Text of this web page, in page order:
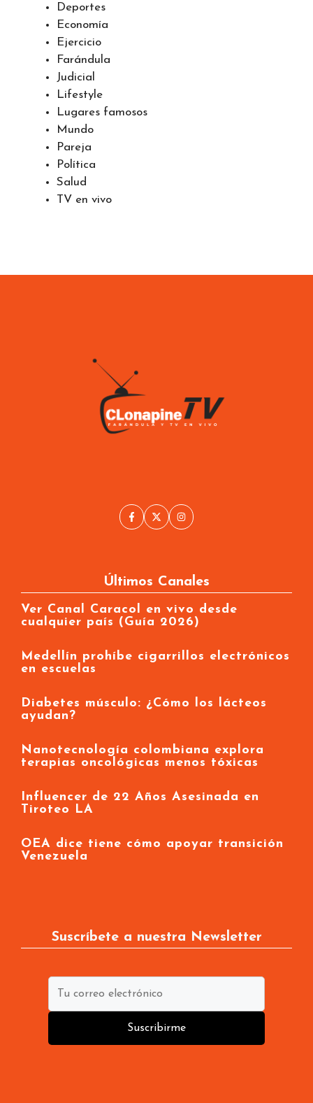
Deportes
Economía
Ejercicio
Farándula
Judicial
Lifestyle
Lugares famosos
Mundo
Pareja
Política
Salud
TV en vivo
Últimos Canales
Ver Canal Caracol en vivo desde
cualquier país (Guía 2026)
Medellín prohíbe cigarrillos electrónicos
en escuelas
Diabetes músculo: ¿Cómo los lácteos
ayudan?
Nanotecnología colombiana explora
terapias oncológicas menos tóxicas
Influencer de 22 Años Asesinada en
Tiroteo LA
OEA dice tiene cómo apoyar transición
Venezuela
Suscríbete a nuestra Newsletter
Suscribirme